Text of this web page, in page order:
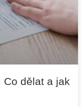
dělat a jak